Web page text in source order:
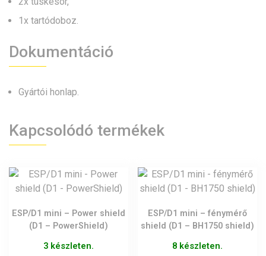
1x tartódoboz.
Dokumentáció
Gyártói honlap.
Kapcsolódó termékek
ESP/D1 mini – Power shield
(D1 – PowerShield)
3 készleten.
ESP/D1 mini – fénymérő
shield (D1 – BH1750 shield)
8 készleten.